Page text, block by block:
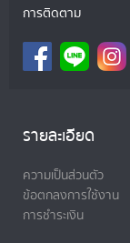
การติดตาม
รายละเอียด
ความเป็นส่วนตัว
ข้อตกลงการใช้งาน
การชำระเงิน